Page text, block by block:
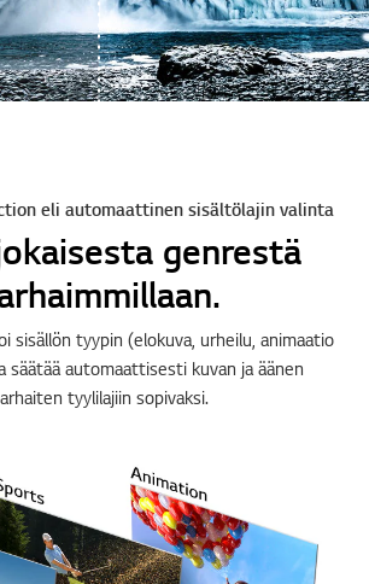
eli automaattinen sisältölajin valinta
genrestä
sisällön tyypin (elokuva, urheilu, animaatio
säätää automaattisesti kuvan ja äänen
tyylilajiin sopivaksi.